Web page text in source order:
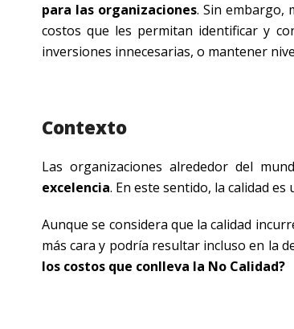
para las organizaciones. Sin embargo,
costos que les permitan identificar y
inversiones innecesarias, o mantener
Contexto
Las organizaciones alrededor del
excelencia. En este sentido, la calidad
Aunque se considera que la calidad
más cara y podría resultar incluso en la
los costos que conlleva la No Calidad?